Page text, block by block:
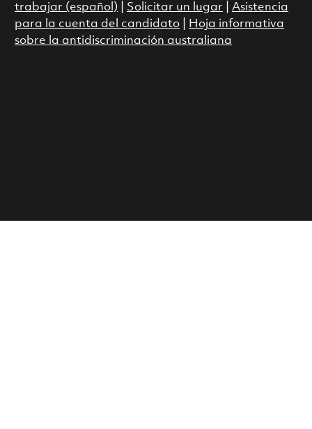
trabajar (español)
Solicitar un lugar
Asistencia
para la cuenta del candidato|
Hoja informativa
sobre la antidiscriminación australiana